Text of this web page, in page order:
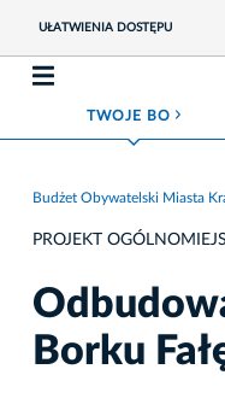
UŁATWIENIA DOSTĘPU
TWOJE BO ROZWIŃ MENU
Budżet Obywatelski Miasta
PROJEKT
Borku